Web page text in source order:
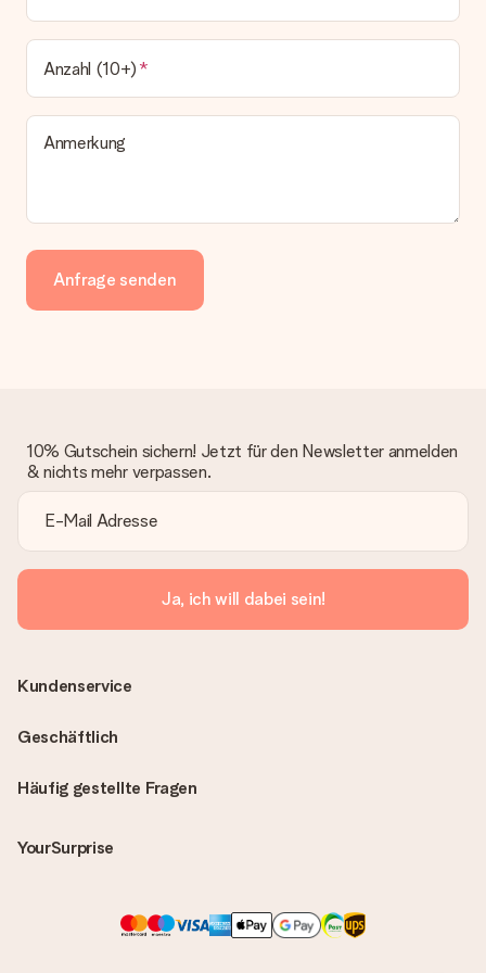
Anzahl (10+)
Anmerkung
Anfrage senden
10% Gutschein sichern! Jetzt für den Newsletter anmelden
& nichts mehr verpassen.
Ja, ich will dabei sein!
Häufig gestellte Fragen
YourSurprise
Kundenservice
Geschäftlich